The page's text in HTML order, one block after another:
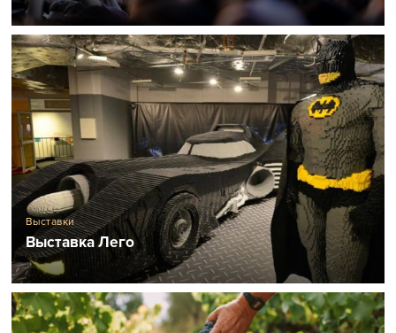
Выставки
Выставка Лего